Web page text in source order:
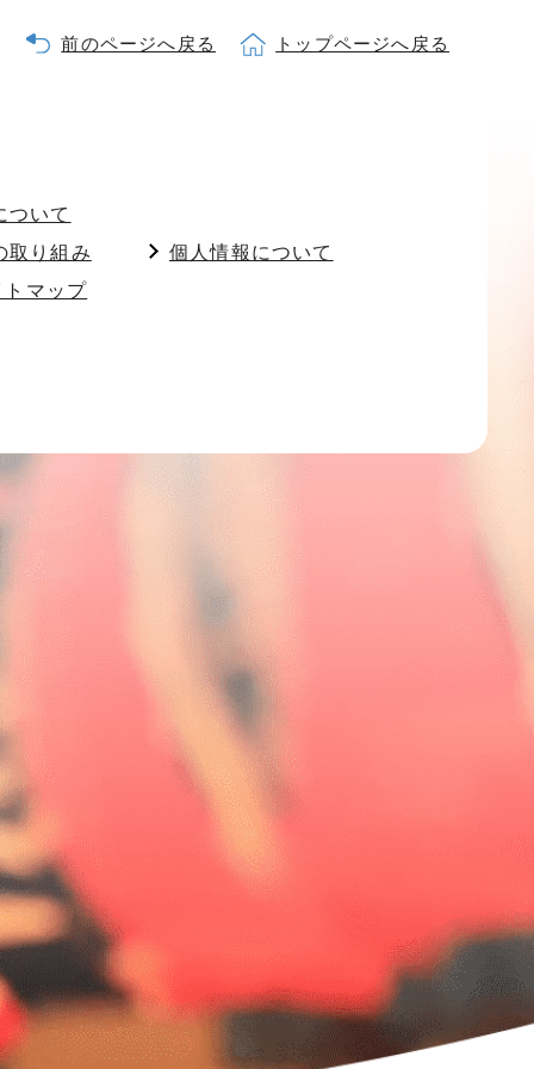
前のページへ戻る トップページへ戻る
ついて
取り組み
個人情報について
トマップ